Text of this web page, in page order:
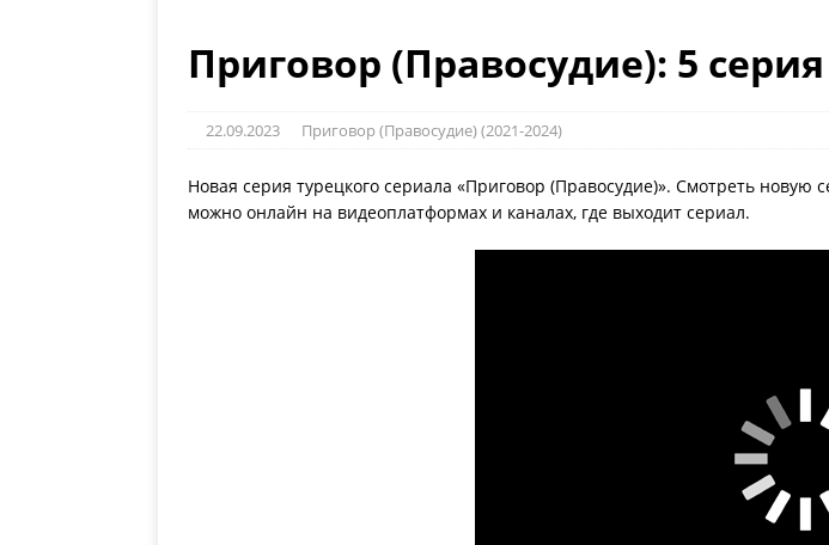
Приговор (Правосудие): 5 серия
22.09.2023 Приговор (Правосудие) (2021-2024)
Новая серия турецкого сериала «Приговор (Правосудие)». Смотреть
можно онлайн на видеоплатформах и каналах, где выходит сериал.